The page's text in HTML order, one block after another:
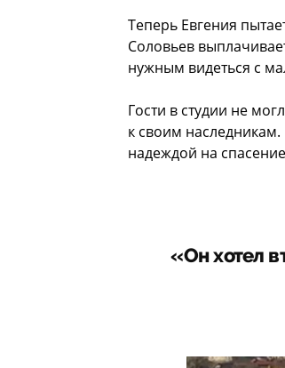
Теперь Евгения
Соловьев
нужным видеться с
Гости в студии не
к своим
надеждой на
«Он хотел